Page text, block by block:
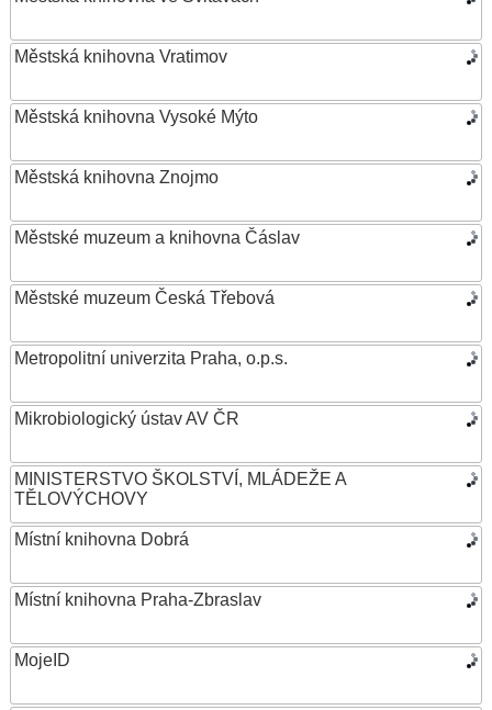
Městská knihovna Vratimov
Městská knihovna Vysoké Mýto
Městská knihovna Znojmo
Městské muzeum a knihovna Čáslav
Městské muzeum Česká Třebová
Metropolitní univerzita Praha, o.p.s.
Mikrobiologický ústav AV ČR
MINISTERSTVO ŠKOLSTVÍ, MLÁDEŽE A
TĚLOVÝCHOVY
Místní knihovna Dobrá
Místní knihovna Praha-Zbraslav
MojeID